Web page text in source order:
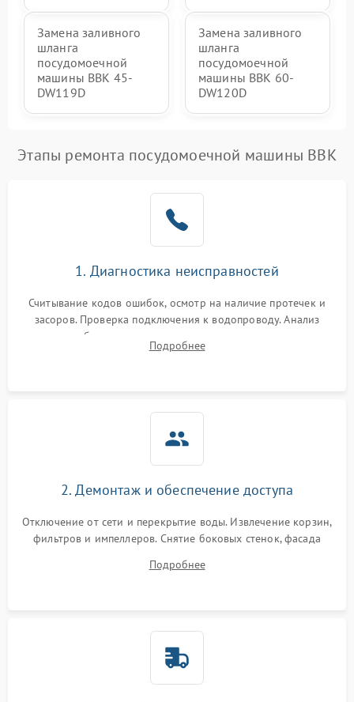
Замена заливного
шланга
посудомоечной
машины BBK 45-
DW119D
Замена заливного
шланга
посудомоечной
машины BBK 60-
DW120D
Этапы ремонта посудомоечной машины BBK
1. Диагностика неисправностей
Считывание кодов ошибок, осмотр на наличие протечек и
засоров. Проверка подключения к водопроводу. Анализ
жалоб на отсутствие слива, нагрева, вращения
разбрызгивателей или срабатывание системы защиты
Подробнее
2. Демонтаж и обеспечение доступа
Отключение от сети и перекрытие воды. Извлечение корзин,
фильтров и импеллеров. Снятие боковых стенок, фасада
циркуляционному насосу, ТЭНу и сливной помпе.
Подробнее